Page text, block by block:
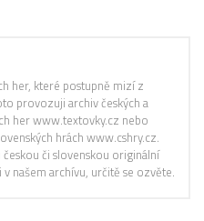
her, které postupně mizí z
provozuji archiv českých a
her www.textovky.cz nebo
hrách www.cshry.cz.
či slovenskou originální
našem archívu, určitě se ozvěte.